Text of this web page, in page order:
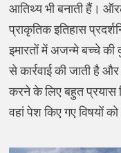
आतिथ्य भी बनाती हैं।
प्राकृतिक इतिहास
इमारतों में अजन्मे बच्चे की
से कार्रवाई की जाती है
करने के लिए बहुत प्रयास
वहां पेश किए गए विषयों